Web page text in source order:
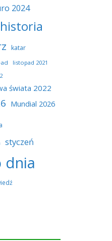
2024
historia
katar
listopad 2021
świata 2022
Mundial 2026
styczeń
dnia